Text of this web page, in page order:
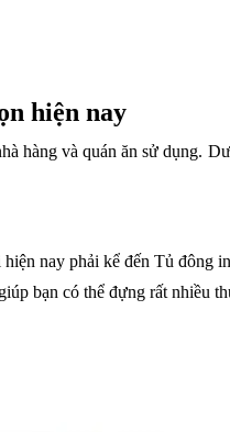
hiện nay
hàng và quán ăn sử dụng.
nay phải kể đến Tủ
bạn có thể đựng rất nhiều